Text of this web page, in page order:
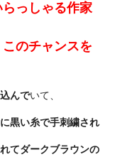
っしゃる作家
のチャンスを
んでいて、
黒い糸で手刺繍され
てダークブラウンの